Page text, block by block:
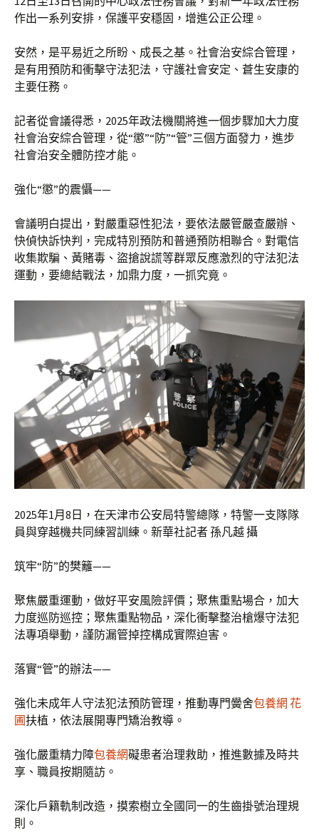
作出一系列安排，保護平安穩固，增進公正公理。
安然，是平易近之所盼、成長之基。社會治安綜合管理，
是有用預防和衝擊守法犯法，守護社會安定、蒼生安康的
主要任務。
記者從會議得悉，2025年政法機關將進一個步驟加大力度
社會治安綜合管理，從“懲”“防”“管”三個方面發力，進步
社會治安全體防控才能。
強化“懲”的震懾——
會議明白提出，對嚴重惡性犯法，要依法嚴管嚴查嚴辦、
快偵快訴快判，完成特別預防和普通預防相聯合。對電信
收集欺騙、黃賭毒、盜搶說謊等群眾反應激烈的守法犯法
運動，要總結戰法，加鼎力度，一抓究竟。
2025年1月8日，在天津市公安局特警總隊，特警一支隊隊
員與穿越機共同練習訓練。新華社記者 孫凡越 攝
筑牢“防”的樊籬——
聚焦嚴重運動，做好平安風險評價；聚焦重點場合，加大
力度巡防巡控；聚焦重點物品，深化衝擊整治槍爆守法犯
法專項舉動，謹防漏管掉控構成實際迫害。
落實“管”的辦法——
強化未成年人守法犯法預防管理，推動專門黌舍包養網 花
圃扶植，依法展開專門矯治教導。
強化嚴重精力障包養網礙患者治理救助，推進數據及時共
享、職員按期隨訪。
深化戶籍軌制改造，摸索樹立全國同一的生齒掛號治理規
則。